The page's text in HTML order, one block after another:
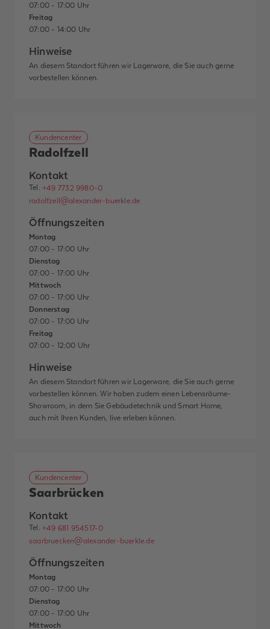
07:00 - 17:00 Uhr
Freitag
07:00 - 14:00 Uhr
Hinweise
An diesem Standort führen wir Lagerware, die Sie auch gerne
vorbestellen können.
Kundencenter
Radolfzell
Kontakt
Tel.+49 7732 9980-0
radolfzell@alexander-buerkle.de
Öffnungszeiten
Montag
07:00 - 17:00 Uhr
Dienstag
07:00 - 17:00 Uhr
Mittwoch
07:00 - 17:00 Uhr
Donnerstag
07:00 - 17:00 Uhr
Freitag
07:00 - 12:00 Uhr
Hinweise
An diesem Standort führen wir Lagerware, die Sie auch gerne
vorbestellen können. Wir haben zudem einen Lebensräume-
Showroom, in dem Sie Gebäudetechnik und Smart Home,
auch mit Ihren Kunden, live erleben können.
Kundencenter
Saarbrücken
Kontakt
Tel.+49 681 954517-0
saarbruecken@alexander-buerkle.de
Öffnungszeiten
Montag
07:00 - 17:00 Uhr
Dienstag
07:00 - 17:00 Uhr
Mittwoch